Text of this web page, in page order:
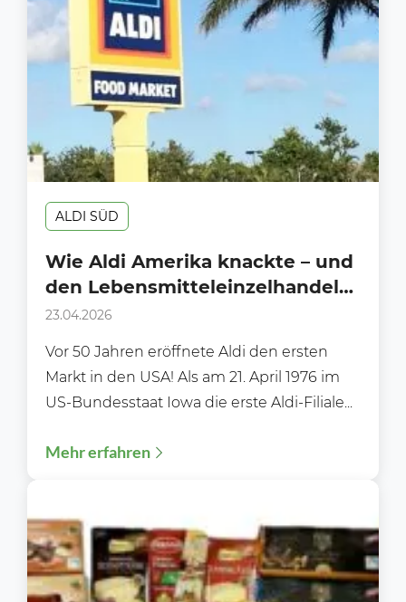
ALDI SÜD
Wie Aldi Amerika knackte – und
den Lebensmitteleinzelhandel
für immer veränderte
23.04.2026
Vor 50 Jahren eröffnete Aldi den ersten
Markt in den USA! Als am 21. April 1976 im
US-Bundesstaat Iowa die erste Aldi-Filiale...
Mehr erfahren